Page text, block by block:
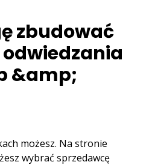
zbudować
&amp;
możesz. Na stronie
wybrać sprzedawcę